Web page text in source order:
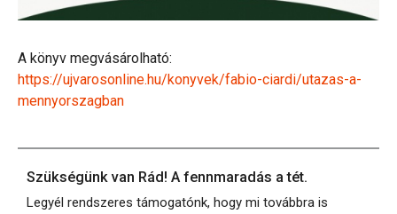
A könyv megvásárolható:
https://ujvarosonline.hu/konyvek/fabio-ciardi/utazas-a-
mennyorszagban
Szükségünk van Rád! A fennmaradás a tét.
Legyél rendszeres támogatónk, hogy mi továbbra is